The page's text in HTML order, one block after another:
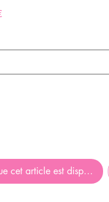
cet article est disponible